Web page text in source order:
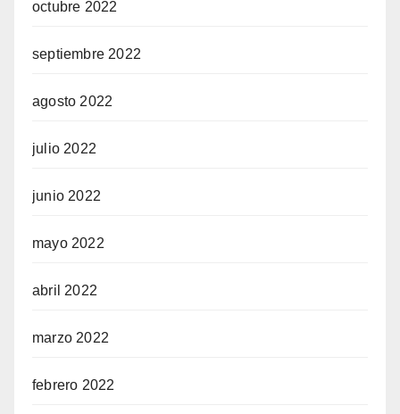
octubre 2022
septiembre 2022
agosto 2022
julio 2022
junio 2022
mayo 2022
abril 2022
marzo 2022
febrero 2022